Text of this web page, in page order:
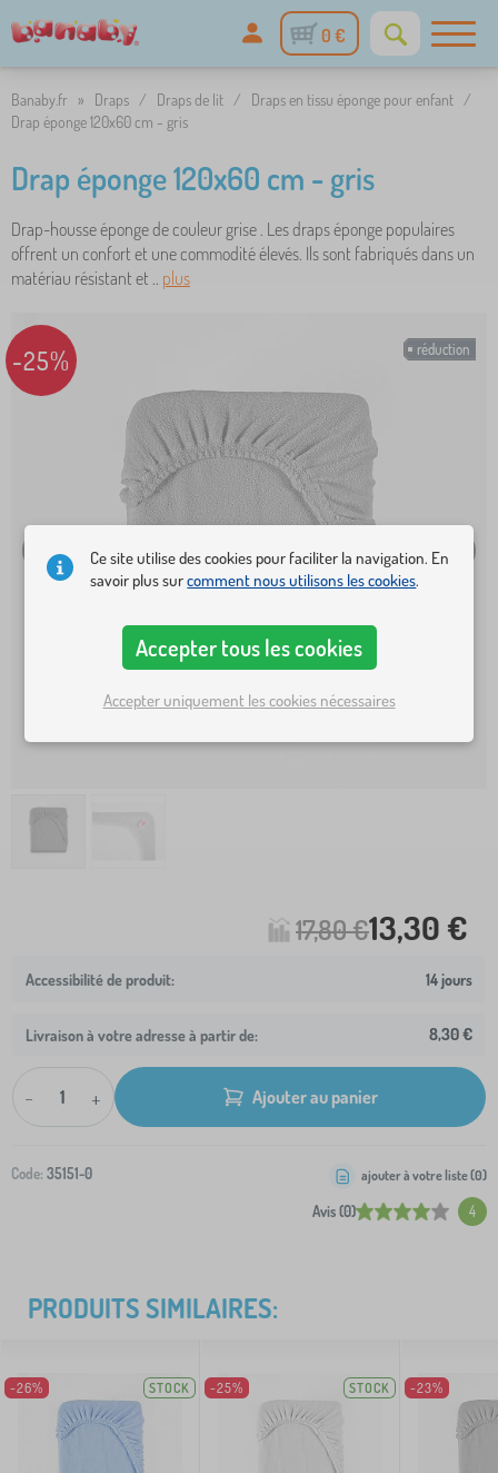
0 €
Banaby.fr » Draps / Draps de lit / Draps en tissu éponge pour enfant /
Drap éponge 120x60 cm - gris
Drap éponge 120x60 cm - gris
Drap-housse éponge de couleur grise . Les draps éponge populaires
offrent un confort et une commodité élevés. Ils sont fabriqués dans un
matériau résistant et .. plus
réduction
-25%
17,80 €13,30 €
14 jours
Livraison à votre adresse à partir de: 8,30 €
- + Ajouter au panier
Code: 35151-0
Avis (0) 4
ajouter à votre liste (0)
PRODUITS SIMILAIRES:
-26% STOCK -25% STOCK -23%
Ce site utilise des cookies pour faciliter la navigation. En
savoir plus surcomment nous utilisons les cookies.
Accepter tous les cookies
Accepter uniquement les cookies nécessaires